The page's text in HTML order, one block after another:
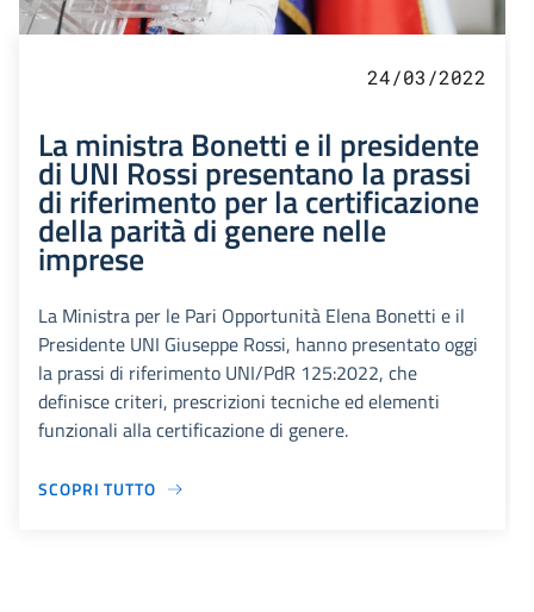
24/03/2022
La ministra Bonetti e il presidente
di UNI Rossi presentano la prassi
di riferimento per la certificazione
della parità di genere nelle
imprese
La Ministra per le Pari Opportunità Elena Bonetti e il
Presidente UNI Giuseppe Rossi, hanno presentato oggi
la prassi di riferimento UNI/PdR 125:2022, che
definisce criteri, prescrizioni tecniche ed elementi
funzionali alla certificazione di genere.
SCOPRI TUTTO